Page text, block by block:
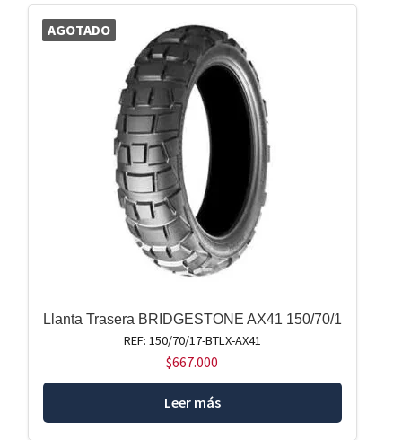
AGOTADO
Llanta Trasera BRIDGESTONE AX41 150/70/1
REF: 150/70/17-BTLX-AX41
$667.000
Leer más